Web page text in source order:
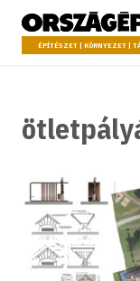
a tartalomhoz
Országépítő
ÉPÍTÉSZET | KÖRNYEZET |